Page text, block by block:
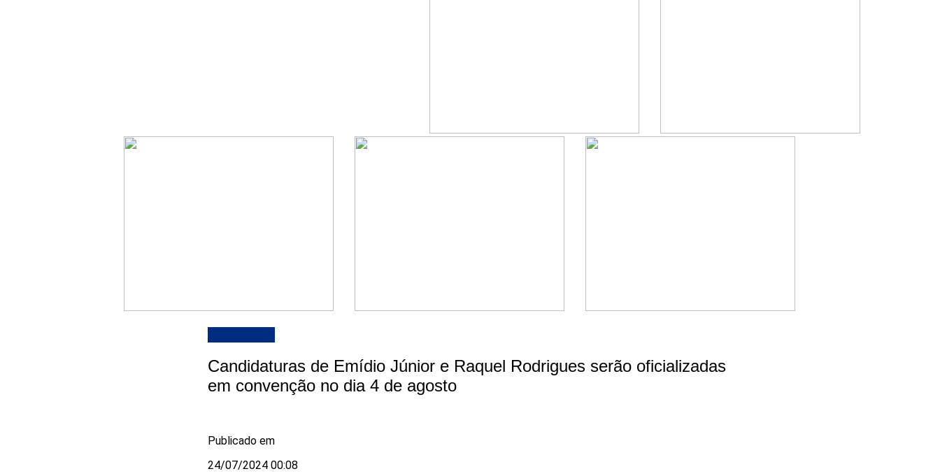
Candidaturas de Emídio Júnior e Raquel Rodrigues serão oficializadas
em convenção no dia 4 de agosto
Publicado em
24/07/2024 00:08